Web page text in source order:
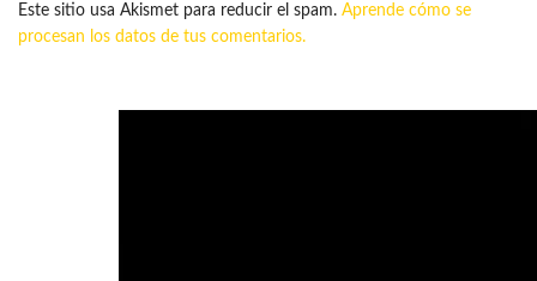
Este sitio usa Akismet para reducir el spam. Aprende cómo se
procesan los datos de tus comentarios.